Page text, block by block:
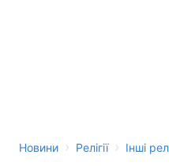
Новини › Релігії › Інші